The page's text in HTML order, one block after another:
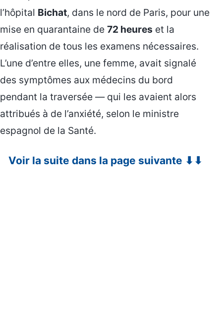
l’hôpital Bichat, dans le nord de Paris, pour une
mise en quarantaine de 72 heures et la
réalisation de tous les examens nécessaires.
L’une d’entre elles, une femme, avait signalé
des symptômes aux médecins du bord
pendant la traversée — qui les avaient alors
attribués à de l’anxiété, selon le ministre
espagnol de la Santé.
Voir la suite dans la page suivante ⬇⬇